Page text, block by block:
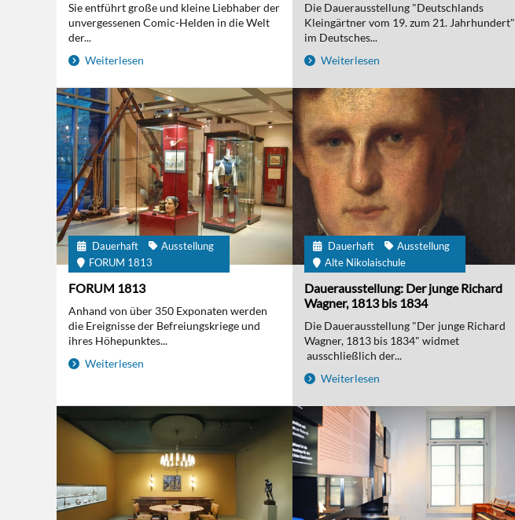
Sie entführt große und kleine Liebhaber der
unvergessenen Comic-Helden in die Welt
der...
Weiterlesen
Die Dauerausstellung "Deutschlands
Kleingärtner vom 19. zum 21. Jahrhundert"
im Deutsches...
Weiterlesen
Dauerhaft
Ausstellung
FORUM 1813
FORUM 1813
Anhand von über 350 Exponaten werden
die Ereignisse der Befreiungskriege und
ihres Höhepunktes...
Weiterlesen
Dauerhaft
Ausstellung
Alte Nikolaischule
Dauerausstellung: Der junge Richard
Wagner, 1813 bis 1834
Die Dauerausstellung "Der junge Richard
Wagner, 1813 bis 1834" widmet
ausschließlich der...
Weiterlesen